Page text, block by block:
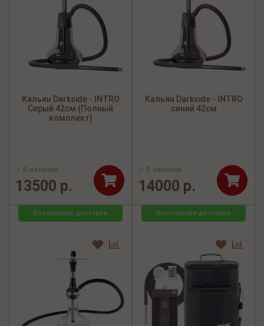
Кальян Darkside - INTRO
Серый 42см (Полный
комплект)
✓ В наличии
13500 р.
Кальян Darkside - INTRO
синий 42см
✓ В наличии
14000 р.
Бесплатная доставка Бесплатная доставка